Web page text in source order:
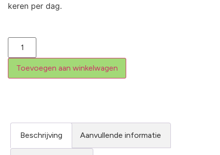
keren per dag.
Toevoegen aan winkelwagen
Beschrijving Aanvullende informatie